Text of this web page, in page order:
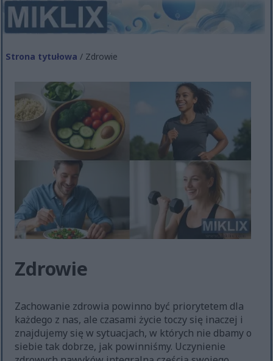
Strona tytułowa / Zdrowie
Zdrowie
Zachowanie zdrowia powinno być priorytetem dla
każdego z nas, ale czasami życie toczy się inaczej i
znajdujemy się w sytuacjach, w których nie dbamy o
siebie tak dobrze, jak powinniśmy. Uczynienie